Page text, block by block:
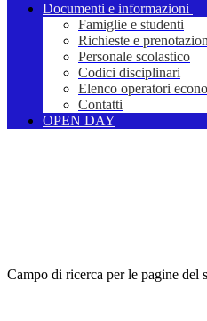
Documenti e informazioni
Famiglie e studenti
Richieste e
Personale scolastico
Codici disciplinari
Elenco operatori
Contatti
OPEN DAY
Campo di ricerca per le pagine del